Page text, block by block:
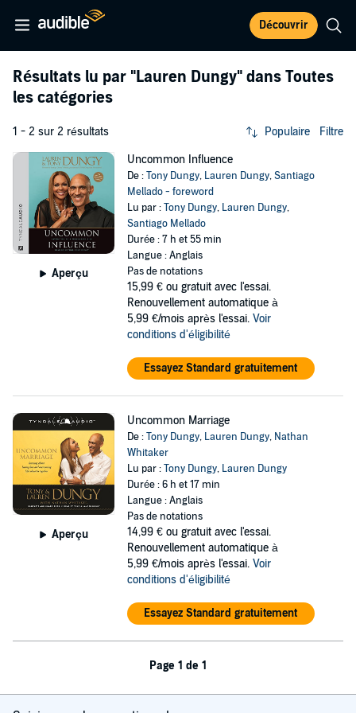
Découvrir
Résultats lu par "Lauren Dungy" dans Toutes
les catégories
1 - 2 sur 2 résultats Populaire Filtre
Aperçu
Uncommon Influence
De :Tony Dungy, Lauren Dungy,Santiago
Mellado - foreword
Lu par :Tony Dungy, Lauren Dungy,
Santiago Mellado
Durée : 7 h et 55 min
Langue : Anglais
Pas de notations
15,99 € ou gratuit avec l'essai.
Renouvellement automatique à
5,99 €/mois après l'essai. Voir
conditions d'éligibilité
Essayez Standard gratuitement
Aperçu
Uncommon Marriage
De :Tony Dungy, Lauren Dungy, Nathan
Whitaker
Lu par :Tony Dungy, Lauren Dungy
Durée : 6 h et 17 min
Langue : Anglais
Pas de notations
14,99 € ou gratuit avec l'essai.
Renouvellement automatique à
5,99 €/mois après l'essai. Voir
conditions d'éligibilité
Essayez Standard gratuitement
Page 1 de 1